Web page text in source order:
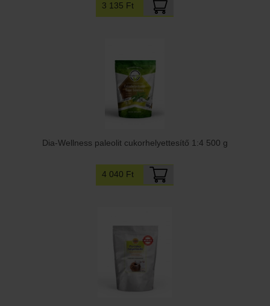
3 135 Ft
Dia-Wellness paleolit cukorhelyettesítő 1:4 500 g
4 040 Ft